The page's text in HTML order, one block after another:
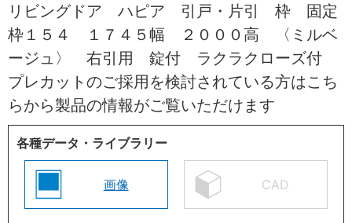
リビングドア ハピア 引戸・片引 枠 固定
枠１５４ １７４５幅 ２０００高 〈ミルベ
ージュ〉 右引用 錠付 ラクラクローズ付
プレカットのご採用を検討されている方はこち
らから製品の情報がご覧いただけます
各種データ・ライブラリー
画像 CAD